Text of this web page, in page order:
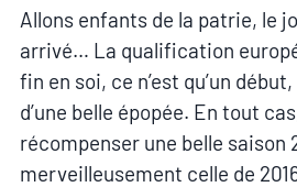
Allons enfants de la patrie, le
arrivé… La qualification
fin en soi, ce n’est qu’un
d’une belle épopée. En tout
récompenser une belle saison
merveilleusement celle de